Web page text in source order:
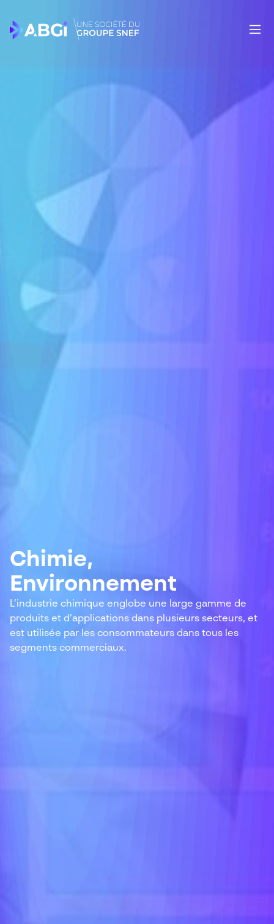
Chimie,
Environnement
L’industrie chimique englobe une large gamme de
produits et d’applications dans plusieurs secteurs, et
est utilisée par les consommateurs dans tous les
segments commerciaux.